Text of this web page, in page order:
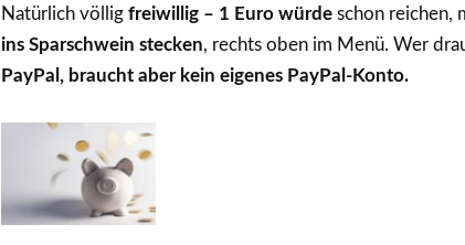
Natürlich völlig freiwillig – 1 Eurowürde schon reichen,
ins Sparschwein stecken, rechts oben im Menü. Wer
PayPal, braucht aber kein eigenes PayPal-Konto.